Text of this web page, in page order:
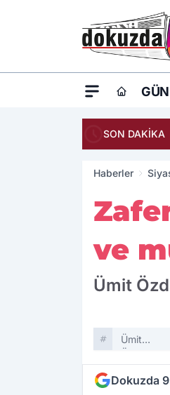
SON DAKİKA
Haberler
ve
Ümit
Ümit
Dokuzda 9